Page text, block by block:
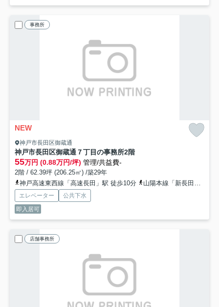
事務所
NEW
神戸市長田区御蔵通
神戸市長田区御蔵通７丁目の事務所2階
55万円 (0.88万円/坪) 管理/共益費-
2階 / 62.39坪 (206.25㎡) /築29年
神戸高速東西線「高速長田」駅 徒歩10分
山陽本線「新長田」駅 徒歩13分
エレベーター
公共下水
即入居可
店舗事務所